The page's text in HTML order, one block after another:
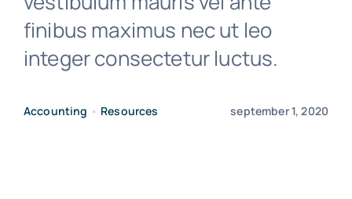
finibus maximus nec ut leo
integer consectetur luctus.
Accounting • Resources september 1, 2020